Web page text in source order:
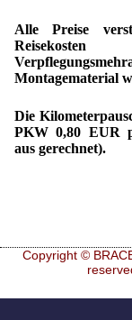
Alle Preise
Montagematerial
Die
PKW 0,80 EUR
aus gerechnet).
Copyright ©